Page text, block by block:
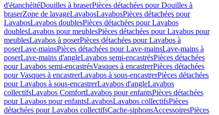
d'étanchéitéDouilles à braserPièces détachées pour Douilles à
braserZone de lavageLavabosLavabosPièces détachées pour
LavabosLavabos doublesPièces détachées pour Lavabos
doublesLavabos pour meublesPièces détachées pour Lavabos pour
meublesLavabos à poserPièces détachées pour Lavabos à
poserLave-mainsPièces détachées pour Lave-mainsLave-mains à
poserLave-mains d'angleLavabos semi-encastrésPièces détachées
pour Lavabos semi-encastrésVasques à encastrerPièces détachées
pour Vasques à encastrerLavabos à sous-encastrerPièces détachées
pour Lavabos à sous-encastrerLavabos d'angleLavabos
collectifsLavabos ComfortLavabos pour enfantsPièces détachées
pour Lavabos pour enfantsLavabosLavabos collectifsPièces
détachées pour Lavabos collectifsCache-siphonsAccessoiresPièces